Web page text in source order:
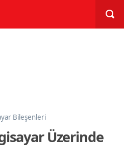
Bileşenleri
Üzerinde